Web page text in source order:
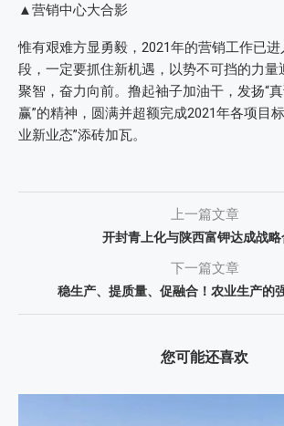
▲营销中心大合影
惟有艰难方显勇毅，2021年的营销工作已
段，一定要抓住新机遇，以势不可挡的力量
聚智，奋力向前。撸起袖子加油干，发扬“
赢”的精神，圆满并超额完成2021年各项目
业新业态”添砖加瓦。
上一篇文章
开封青上化与陕西富钾达成战略
下一篇文章
稳生产、提质量、促融合！农业生产的
您可能还喜欢